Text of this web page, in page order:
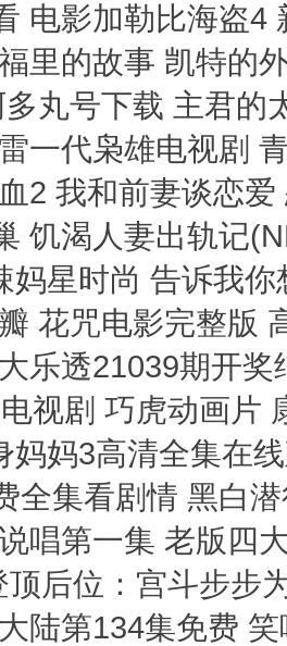
电影加勒比海盗4
里的故事 凯特的
丸号下载 主君的
一代枭雄电视剧
2 我和前妻谈恋
饥渴人妻出轨记
妈星时尚 告诉我
花咒电影完整版
乐透21039期开
视剧 巧虎动画片
妈妈3高清全集在
全集看剧情 黑白
唱第一集 老版四
后位：宫斗步步
陆第134集免费